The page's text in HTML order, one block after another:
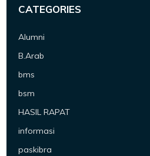
CATEGORIES
Alumni
B.Arab
bms
bsm
HASIL RAPAT
informasi
paskibra